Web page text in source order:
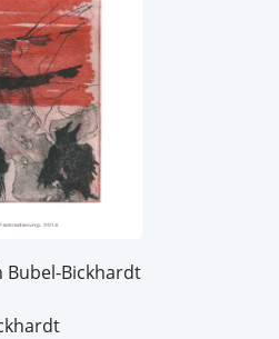
Bubel-Bickhardt